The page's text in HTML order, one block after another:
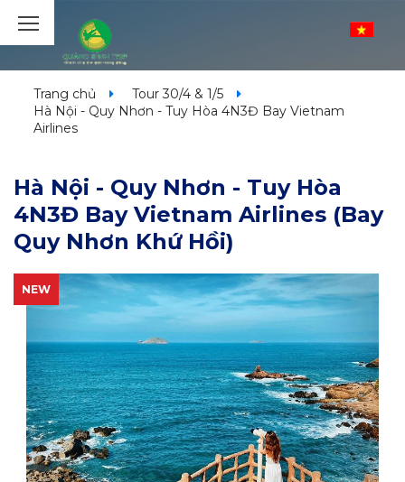
Trang chủ
Tour 30/4 & 1/5
Hà Nội - Quy Nhơn - Tuy Hòa 4N3Đ Bay Vietnam
Airlines
Hà Nội - Quy Nhơn - Tuy Hòa
4N3Đ Bay Vietnam Airlines (Bay
Quy Nhơn Khứ Hồi)
NEW